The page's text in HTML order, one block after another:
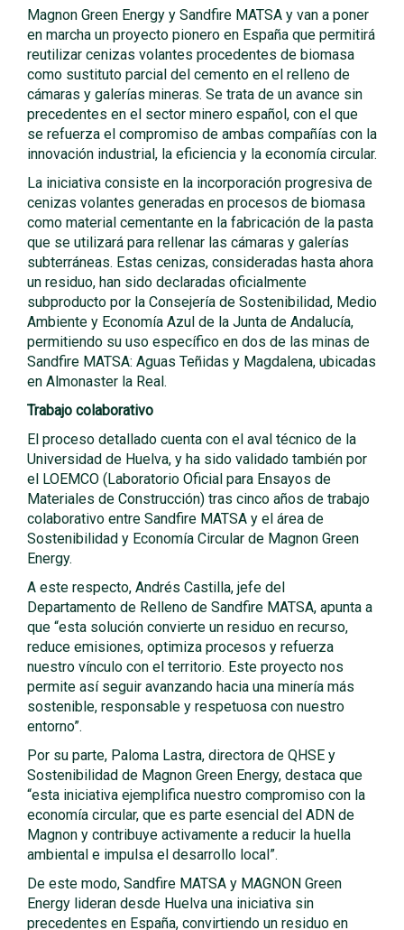
Magnon Green Energy y Sandfire MATSA y van a poner
en marcha un proyecto pionero en España que permitirá
reutilizar cenizas volantes procedentes de biomasa
como sustituto parcial del cemento en el relleno de
cámaras y galerías mineras. Se trata de un avance sin
precedentes en el sector minero español, con el que
se refuerza el compromiso de ambas compañías con la
innovación industrial, la eficiencia y la economía circular.
La iniciativa consiste en la incorporación progresiva de
cenizas volantes generadas en procesos de biomasa
como material cementante en la fabricación de la pasta
que se utilizará para rellenar las cámaras y galerías
subterráneas. Estas cenizas, consideradas hasta ahora
un residuo, han sido declaradas oficialmente
subproducto por la Consejería de Sostenibilidad, Medio
Ambiente y Economía Azul de la Junta de Andalucía,
permitiendo su uso específico en dos de las minas de
Sandfire MATSA: Aguas Teñidas y Magdalena, ubicadas
en Almonaster la Real.
Trabajo colaborativo
El proceso detallado cuenta con el aval técnico de la
Universidad de Huelva, y ha sido validado también por
el LOEMCO (Laboratorio Oficial para Ensayos de
Materiales de Construcción) tras cinco años de trabajo
colaborativo entre Sandfire MATSA y el área de
Sostenibilidad y Economía Circular de Magnon Green
Energy.
A este respecto, Andrés Castilla, jefe del
Departamento de Relleno de Sandfire MATSA, apunta a
que “esta solución convierte un residuo en recurso,
reduce emisiones, optimiza procesos y refuerza
nuestro vínculo con el territorio. Este proyecto nos
permite así seguir avanzando hacia una minería más
sostenible, responsable y respetuosa con nuestro
entorno”.
Por su parte, Paloma Lastra, directora de QHSE y
Sostenibilidad de Magnon Green Energy, destaca que
“esta iniciativa ejemplifica nuestro compromiso con la
economía circular, que es parte esencial del ADN de
Magnon y contribuye activamente a reducir la huella
ambiental e impulsa el desarrollo local”.
De este modo, Sandfire MATSA y MAGNON Green
Energy lideran desde Huelva una iniciativa sin
precedentes en España, convirtiendo un residuo en